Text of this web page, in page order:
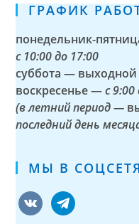
ГРАФИК
понедельник-
с 10:00 до 17:00
суббота — выходной
воскресенье —с 9:00
(в летний период —
последний день
МЫ В
vkontaktetelegram